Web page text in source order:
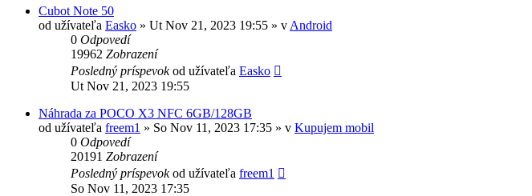
Cubot Note 50
od užívateľa Easko » Ut Nov 21, 2023 19:55 » v Android
0 Odpovedí
19962 Zobrazení
Posledný príspevokod užívateľa Easko
Ut Nov 21, 2023 19:55
Náhrada za POCO X3 NFC 6GB/128GB
od užívateľa freem1 » So Nov 11, 2023 17:35 » v Kupujem mobil
0 Odpovedí
20191 Zobrazení
Posledný príspevokod užívateľa freem1
So Nov 11, 2023 17:35